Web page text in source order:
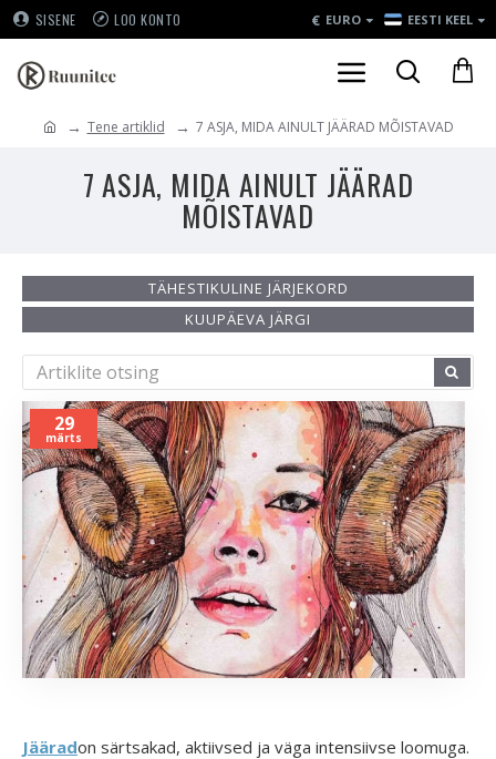
SISENE LOO KONTO € EURO EESTI KEEL
Tene artiklid 7 ASJA, MIDA AINULT JÄÄRAD MÕISTAVAD
7 ASJA, MIDA AINULT JÄÄRAD
MÕISTAVAD
TÄHESTIKULINE JÄRJEKORD
KUUPÄEVA JÄRGI
29
märts
Jääradon särtsakad, aktiivsed ja väga intensiivse loomuga.